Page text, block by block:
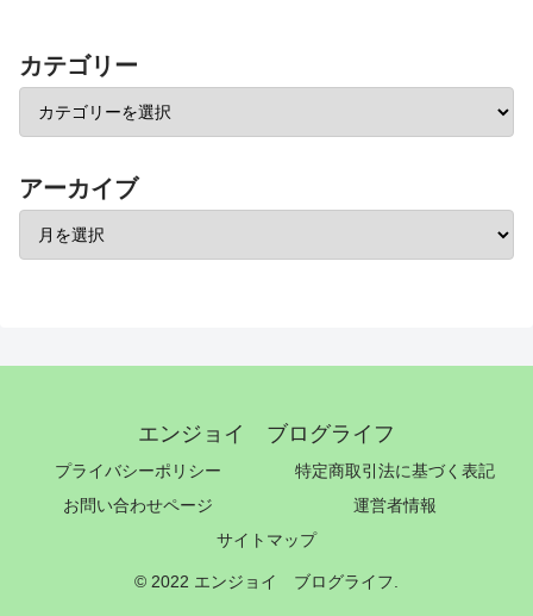
カテゴリー
アーカイブ
エンジョイ ブログライフ
プライバシーポリシー
特定商取引法に基づく表記
お問い合わせページ
運営者情報
サイトマップ
© 2022 エンジョイ ブログライフ.